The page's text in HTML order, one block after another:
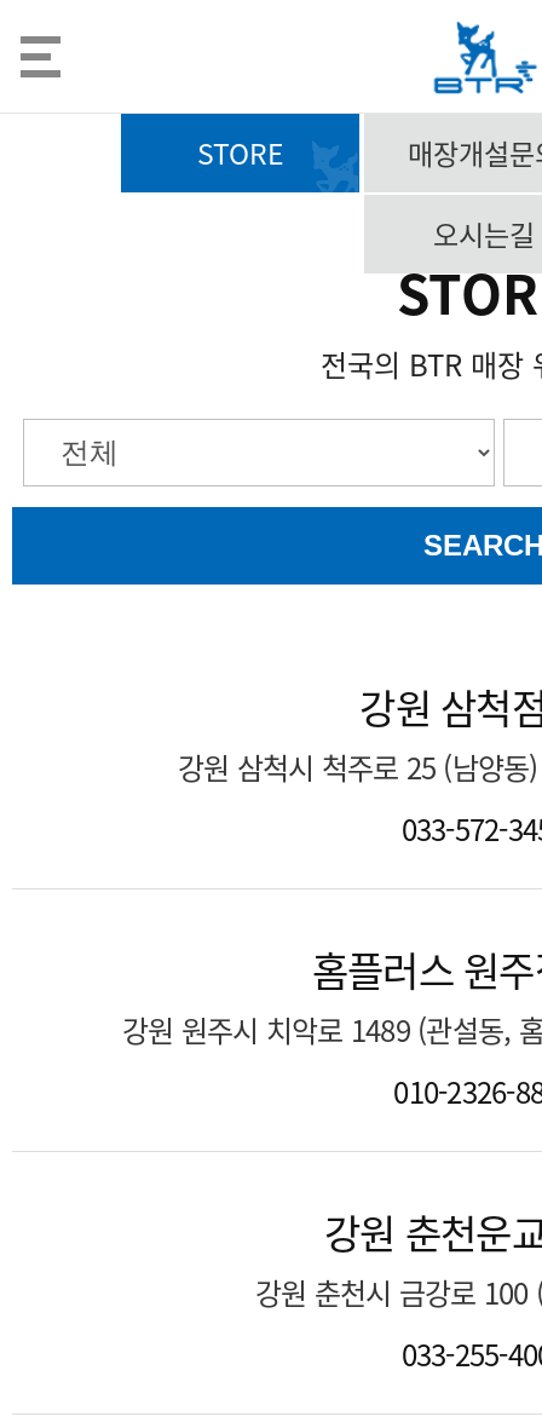
STORE
매장개설
오시는길
전국의 BTR 매장
강원 삼
강원 삼척시 척주로 25 (남양
033-572-
홈플러스 원
강원 원주시 치악로 1489 (관설동,
010-2326-
강원 춘천
강원 춘천시 금강로
033-255-